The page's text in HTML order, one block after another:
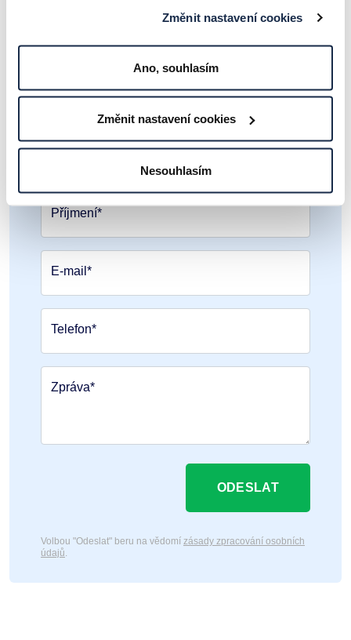
Změnit nastavení cookies
Ano, souhlasím
Změnit nastavení cookies
Nesouhlasím
Pošlete nezávaznou poptávku
ještě dnes
Příjmení*
E-mail*
Telefon*
Zpráva*
ODESLAT
Volbou "Odeslat" beru na vědomí zásady zpracování osobních
údajů.